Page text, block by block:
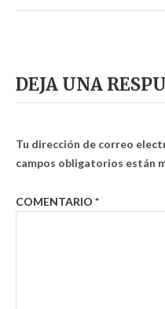
DEJA UNA
Tu dirección de correo
campos obligatorios están
COMENTARIO *